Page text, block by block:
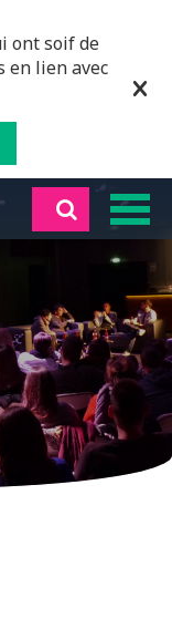
ont soif de
en lien avec